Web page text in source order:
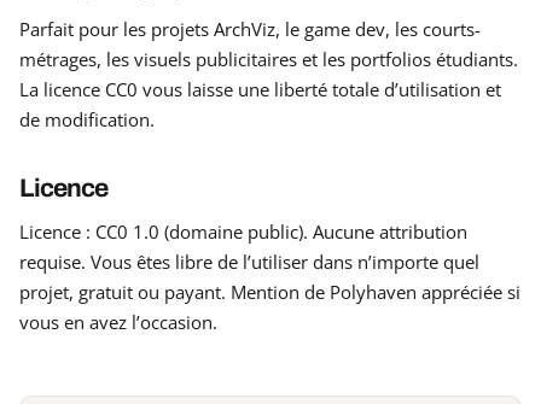
Parfait pour les projets ArchViz, le game dev, les courts-
métrages, les visuels publicitaires et les portfolios étudiants.
La licence CC0 vous laisse une liberté totale d’utilisation et
de modification.
Licence
Licence : CC0 1.0 (domaine public). Aucune attribution
requise. Vous êtes libre de l’utiliser dans n’importe quel
projet, gratuit ou payant. Mention de Polyhaven appréciée si
vous en avez l’occasion.